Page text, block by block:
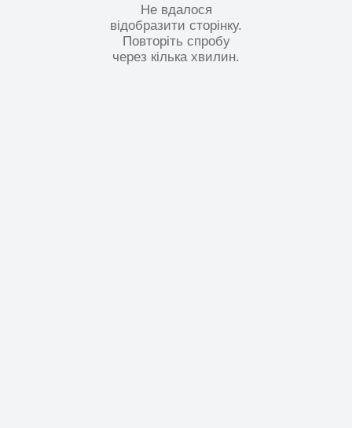
Не вдалося
відобразити сторінку.
Повторіть спробу
через кілька хвилин.